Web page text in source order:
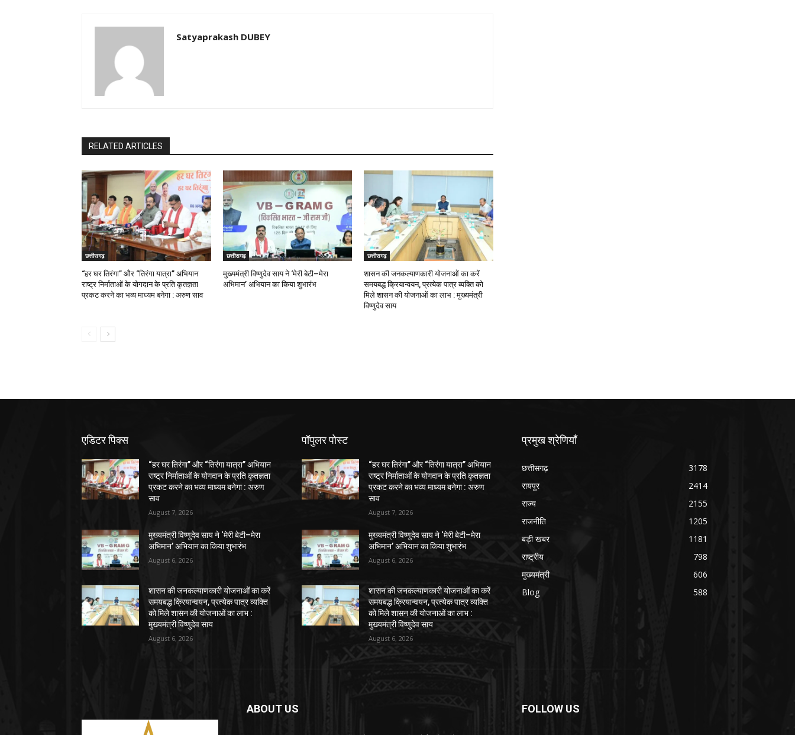
Satyaprakash DUBEY
RELATED ARTICLES
छत्तीसगढ़
“हर घर तिरंगा” और “तिरंगा यात्रा” अभियान
राष्ट्र निर्माताओं के योगदान के प्रति कृतज्ञता
प्रकट करने का भव्य माध्यम बनेगा : अरुण साव
छत्तीसगढ़
मुख्यमंत्री विष्णुदेव साय ने ‘मेरी बेटी–मेरा
अभिमान’ अभियान का किया शुभारंभ
छत्तीसगढ़
शासन की जनकल्याणकारी योजनाओं का करें
समयबद्ध क्रियान्वयन, प्रत्येक पात्र व्यक्ति को
मिले शासन की योजनाओं का लाभ : मुख्यमंत्री
विष्णुदेव साय
एडिटर पिक्स
“हर घर तिरंगा” और “तिरंगा यात्रा” अभियान
राष्ट्र निर्माताओं के योगदान के प्रति कृतज्ञता
प्रकट करने का भव्य माध्यम बनेगा : अरुण
साव
August 7, 2026
मुख्यमंत्री विष्णुदेव साय ने ‘मेरी बेटी–मेरा
अभिमान’ अभियान का किया शुभारंभ
August 6, 2026
शासन की जनकल्याणकारी योजनाओं का करें
समयबद्ध क्रियान्वयन, प्रत्येक पात्र व्यक्ति
को मिले शासन की योजनाओं का लाभ :
मुख्यमंत्री विष्णुदेव साय
August 6, 2026
पॉपुलर पोस्ट
“हर घर तिरंगा” और “तिरंगा यात्रा” अभियान
राष्ट्र निर्माताओं के योगदान के प्रति कृतज्ञता
प्रकट करने का भव्य माध्यम बनेगा : अरुण
साव
August 7, 2026
मुख्यमंत्री विष्णुदेव साय ने ‘मेरी बेटी–मेरा
अभिमान’ अभियान का किया शुभारंभ
August 6, 2026
शासन की जनकल्याणकारी योजनाओं का करें
समयबद्ध क्रियान्वयन, प्रत्येक पात्र व्यक्ति
को मिले शासन की योजनाओं का लाभ :
मुख्यमंत्री विष्णुदेव साय
August 6, 2026
प्रमुख श्रेणियाँ
छत्तीसगढ़
3178
रायपुर
2414
राज्य
2155
राजनीति
1205
बड़ी खबर
1181
राष्ट्रीय
798
मुख्यमंत्री
606
Blog
588
ABOUT US FOLLOW US